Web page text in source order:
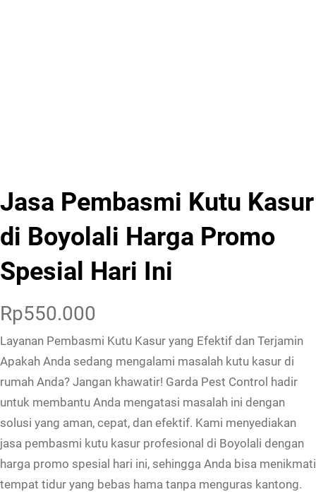
Jasa Pembasmi Kutu Kasur
di Boyolali Harga Promo
Spesial Hari Ini
Rp550.000
Layanan Pembasmi Kutu Kasur yang Efektif dan Terjamin
Apakah Anda sedang mengalami masalah kutu kasur di
rumah Anda? Jangan khawatir! Garda Pest Control hadir
untuk membantu Anda mengatasi masalah ini dengan
solusi yang aman, cepat, dan efektif. Kami menyediakan
jasa pembasmi kutu kasur profesional di Boyolali dengan
harga promo spesial hari ini, sehingga Anda bisa menikmati
tempat tidur yang bebas hama tanpa menguras kantong.